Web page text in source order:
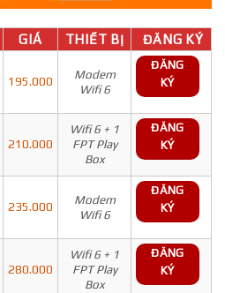
GIÁ THIẾT BỊ ĐĂNG KÝ
195.000
Modem
Wifi 6
ĐĂNG
KÝ
210.000
Wifi 6 + 1
FPT Play
Box
ĐĂNG
KÝ
235.000
Modem
Wifi 6
ĐĂNG
KÝ
280.000
Wifi 6 + 1
FPT Play
Box
ĐĂNG
KÝ